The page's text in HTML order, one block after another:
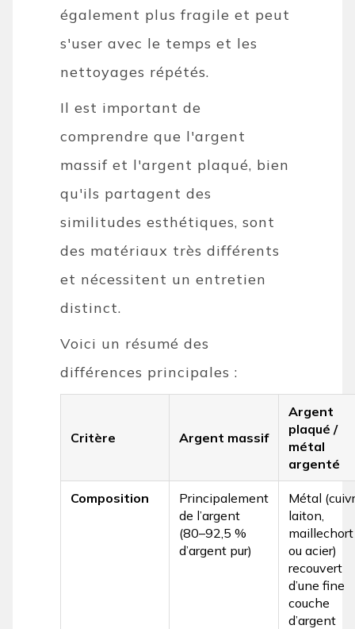
également plus fragile et peut
s'user avec le temps et les
nettoyages répétés.
Il est important de
comprendre que l'argent
massif et l'argent plaqué, bien
qu'ils partagent des
similitudes esthétiques, sont
des matériaux très différents
et nécessitent un entretien
distinct.
Voici un résumé des
différences principales :
Critère Argent massif
Argent
plaqué /
métal
argenté
Composition
Principalement
de l’argent
(80–92,5 %
d’argent pur)
Métal
laiton,
maillechort
ou acier)
recouvert
d’une fine
couche
d’argent